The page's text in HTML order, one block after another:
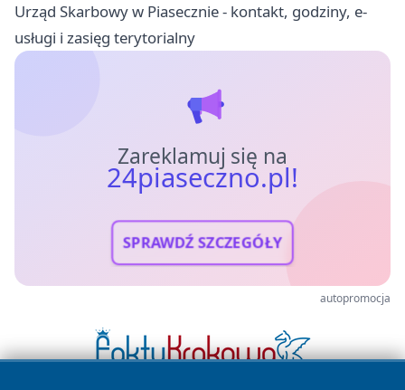
Urząd Skarbowy w Piasecznie - kontakt, godziny, e-
usługi i zasięg terytorialny
Zareklamuj się na
24piaseczno.pl!
SPRAWDŹ SZCZEGÓŁY
autopromocja